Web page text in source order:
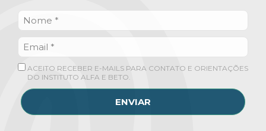
ACEITO RECEBER E-MAILS PARA CONTATO E ORIENTAÇÕES
DO INSTITUTO ALFA E BETO.
ENVIAR